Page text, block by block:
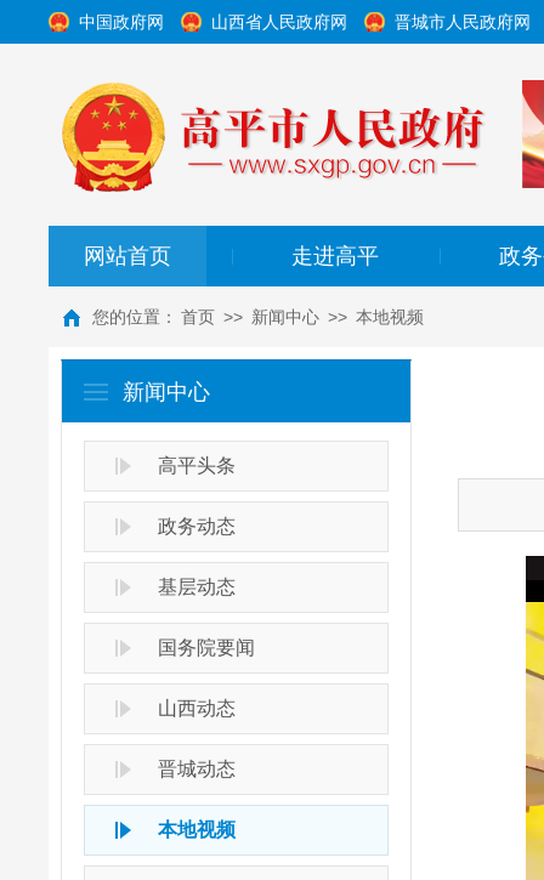
中国政府网 山西省人民政府网 晋城市人民政府网
网站首页 走进高平 政
您的位置： 首页 >> 新闻中心 >> 本地视频
新闻中心
高平头条
政务动态
基层动态
国务院要闻
山西动态
晋城动态
本地视频